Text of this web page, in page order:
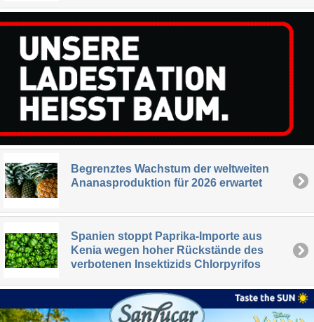
Begrenztes Wachstum der weltweiten
Ananasproduktion für 2026 erwartet
Spanien stoppt Paprika-Importe aus
Kenia wegen hoher Rückstände des
verbotenen Insektizids Chlorpyrifos